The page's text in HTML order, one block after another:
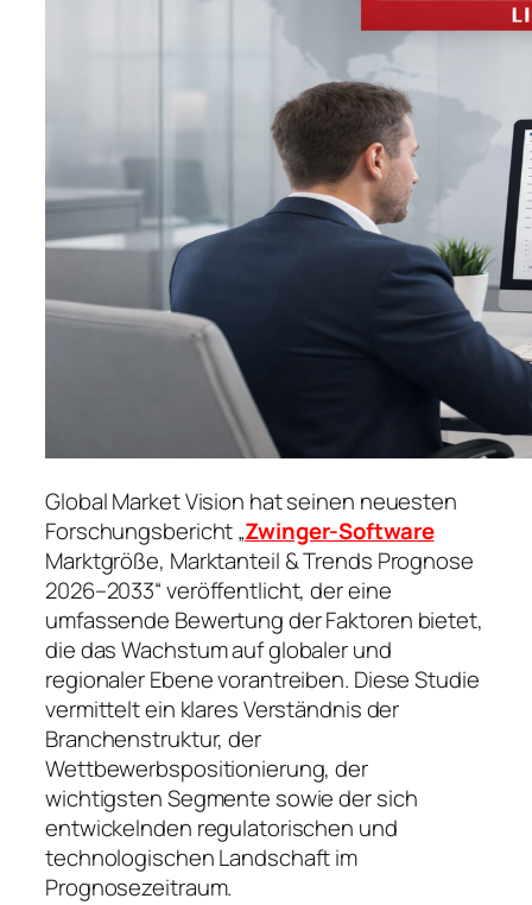
Global Market Vision hat seinen neuesten
Forschungsbericht „Zwinger-Software
Marktgröße, Marktanteil & Trends Prognose
2026–2033“ veröffentlicht, der eine
umfassende Bewertung der Faktoren bietet,
die das Wachstum auf globaler und
regionaler Ebene vorantreiben. Diese Studie
vermittelt ein klares Verständnis der
Branchenstruktur, der
Wettbewerbspositionierung, der
wichtigsten Segmente sowie der sich
entwickelnden regulatorischen und
technologischen Landschaft im
Prognosezeitraum.